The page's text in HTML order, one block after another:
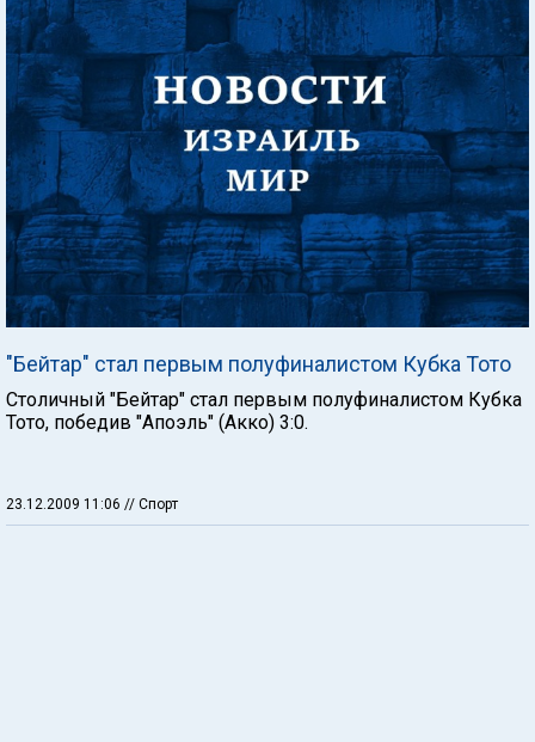
"Бейтар" стал первым полуфиналистом Кубка Тото
Столичный "Бейтар" стал первым полуфиналистом Кубка
Тото, победив "Апоэль" (Акко) 3:0.
23.12.2009 11:06 // Спорт